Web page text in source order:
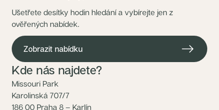
Ušetřete desítky hodin hledání a vybírejte jen z
ověřených nabídek.
Zobrazit nabídku
Kde nás najdete?
Missouri Park
Karolinská 707/7
186 00 Praha 8 – Karlín